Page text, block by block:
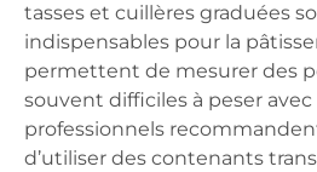
tasses et cuillères graduées
indispensables pour la
permettent de mesurer des
souvent difficiles à peser avec
professionnels
d’utiliser des contenants